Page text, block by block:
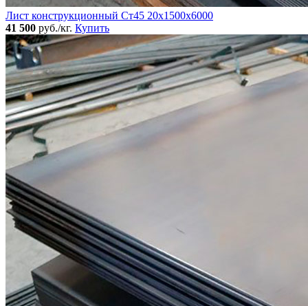
Лист конструкционный Ст45 20х1500х6000
41 500 руб./кг. Купить